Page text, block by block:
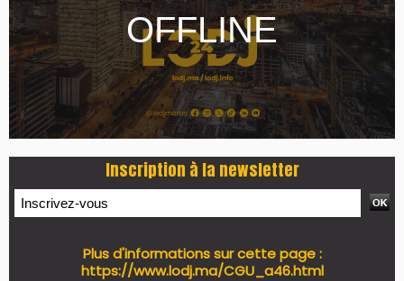
Inscription à la newsletter
Plus d'informations sur cette page :
https://www.lodj.ma/CGU_a46.html